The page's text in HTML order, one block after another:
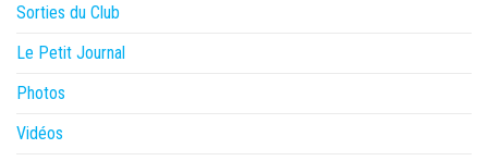
Sorties du Club
Le Petit Journal
Photos
Vidéos